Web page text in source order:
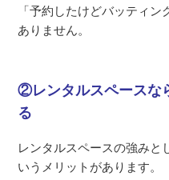
「予約したけどバッティ
ありません。
②レンタルスペースな
る
レンタルスペースの強みと
いうメリットがあります。